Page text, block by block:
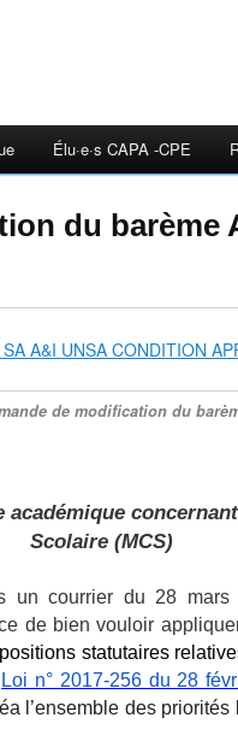
Élu·e·s CAPA -CPE
du barème
A&I UNSA CONDITION
de modification du
Scolaire (MCS)
un courrier du 28
de bien vouloir
statutaires
Loi n° 2017-256 du 28
l’ensemble des